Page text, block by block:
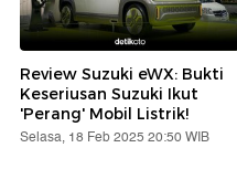
Review Suzuki eWX: Bukti
Keseriusan Suzuki Ikut
'Perang' Mobil Listrik!
Selasa, 18 Feb 2025 20:50 WIB